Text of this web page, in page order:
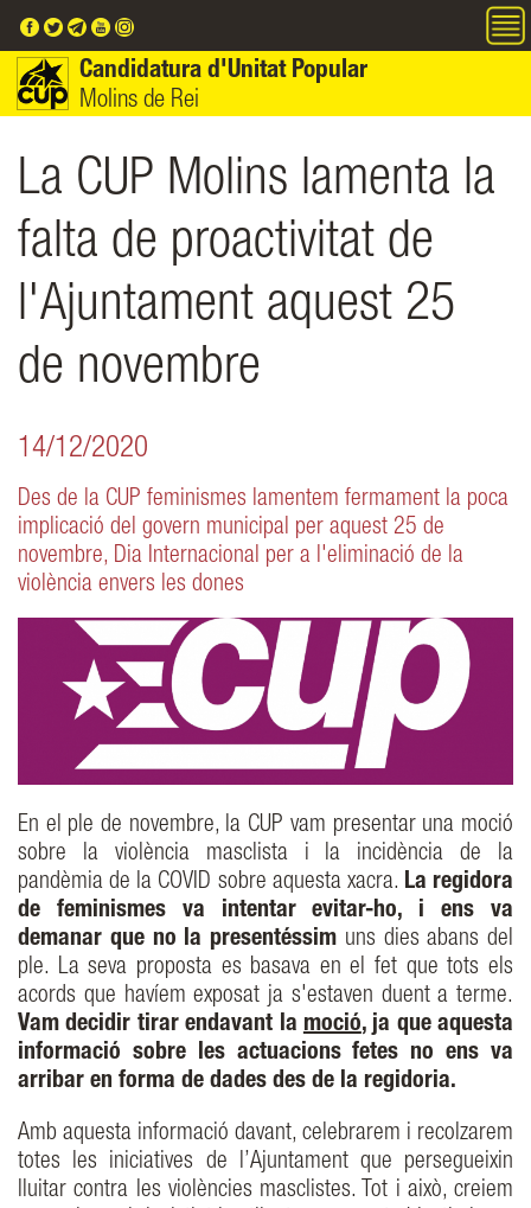
Candidatura d'Unitat Popular
Molins de Rei
La CUP Molins lamenta la
falta de proactivitat de
l'Ajuntament aquest 25
de novembre
14/12/2020
Des de la CUP feminismes lamentem fermament la poca
implicació del govern municipal per aquest 25 de
novembre, Dia Internacional per a l'eliminació de la
violència envers les dones
En el ple de novembre, la CUP vam presentar una moció
sobre la violència masclista i la incidència de la
pandèmia de la COVID sobre aquesta xacra. La regidora
de feminismes va intentar evitar-ho, i ens va
demanar que no la presentéssim uns dies abans del
ple. La seva proposta es basava en el fet que tots els
acords que havíem exposat ja s'estaven duent a terme.
Vam decidir tirar endavant lamoció, ja que aquesta
informació sobre les actuacions fetes no ens va
arribar en forma de dades des de la regidoria.
Amb aquesta informació davant, celebrarem i recolzarem
totes les iniciatives de l’Ajuntament que persegueixin
lluitar contra les violències masclistes. Tot i això, creiem